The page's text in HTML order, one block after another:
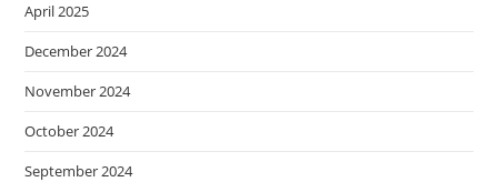
April 2025
December 2024
November 2024
October 2024
September 2024